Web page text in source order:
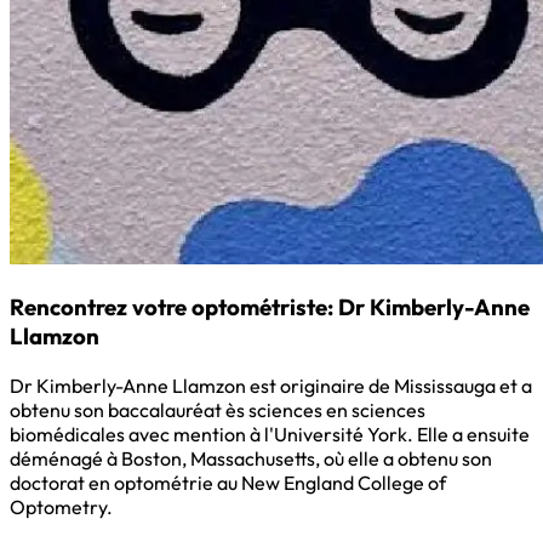
Rencontrez votre optométriste: Dr Kimberly-Anne
Llamzon
Dr Kimberly-Anne Llamzon est originaire de Mississauga et a
obtenu son baccalauréat ès sciences en sciences
biomédicales avec mention à l'Université York. Elle a ensuite
déménagé à Boston, Massachusetts, où elle a obtenu son
doctorat en optométrie au New England College of
Optometry.